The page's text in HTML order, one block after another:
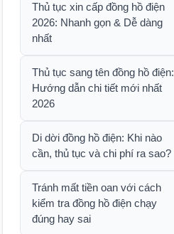
Thủ tục xin cấp đồng hồ điện
2026: Nhanh gọn & Dễ dàng
nhất
Thủ tục sang tên đồng hồ điện:
Hướng dẫn chi tiết mới nhất
2026
Di dời đồng hồ điện: Khi nào
cần, thủ tục và chi phí ra sao?
Tránh mất tiền oan với cách
kiểm tra đồng hồ điện chạy
đúng hay sai